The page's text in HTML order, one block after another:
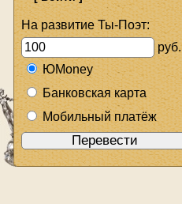
На развитие Ты-Поэт:
руб.
ЮMoney
Банковская карта
Мобильный платёж